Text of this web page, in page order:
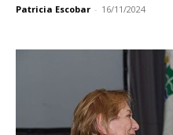
Patricia Escobar - 16/11/2024